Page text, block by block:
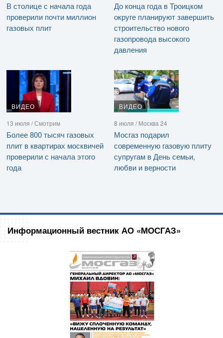
В столице с начала года
проверили почти миллион
газовых плит
До конца года в Троицком
округе планируют завершить
строительство нового
газопровода высокого
давления
ВИДЕО
13 июля / Смотрим
Более 800 тысяч газовых
плит в квартирах москвичей
проверили с начала этого
года
ВИДЕО
8 июля / Москва 24
Мосгаз подарил
современную газовую плиту
супругам в День семьи,
любви и верности
Информационный вестник АО «МОСГАЗ»